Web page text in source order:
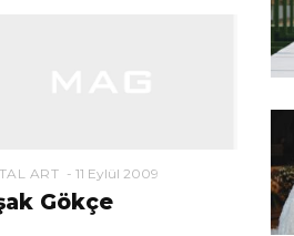
ART 11 Eylül 2009
Gökçe